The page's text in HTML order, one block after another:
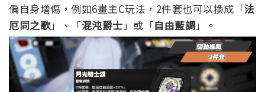
偏自身增傷，例如6畫主C玩法，2件套也可以換成「法
厄同之歌」、「混沌爵士 」或「自由藍調」。